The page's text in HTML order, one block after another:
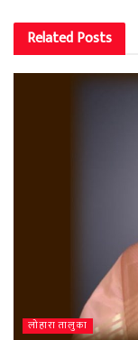
RelatedPosts
लोहारा तालुका